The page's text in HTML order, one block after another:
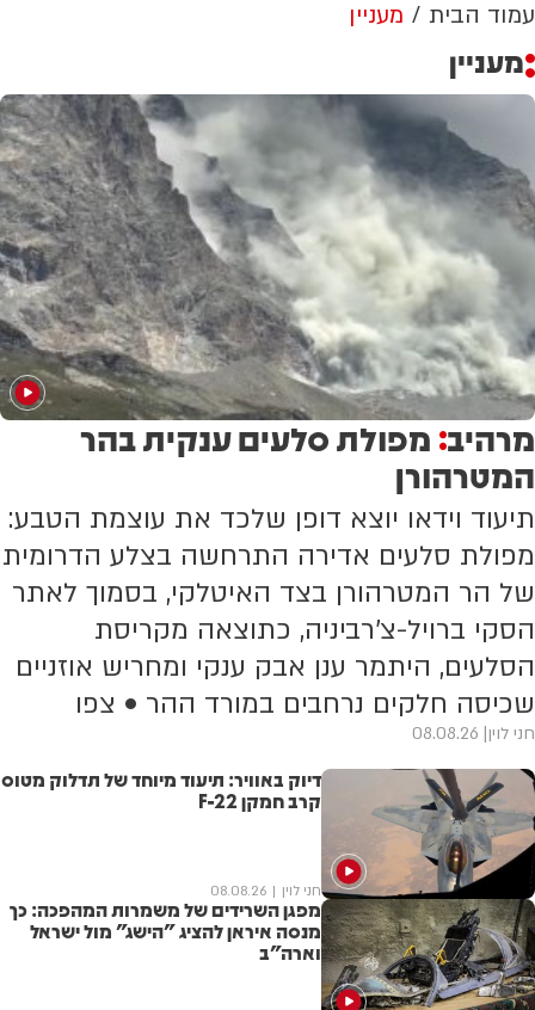
עמוד הבית מעניין
מעניין
מרהיב: מפולת סלעים ענקית בהר
המטרהורן
תיעוד וידאו יוצא דופן שלכד את עוצמת הטבע:
מפולת סלעים אדירה התרחשה בצלע הדרומית
של הר המטרהורן בצד האיטלקי, בסמוך לאתר
הסקי ברויל-צ'רביניה, כתוצאה מקריסת
הסלעים, היתמר ענן אבק ענקי ומחריש אוזניים
שכיסה חלקים נרחבים במורד ההר • צפו
חני לוין 08.08.26
דיוק באוויר: תיעוד מיוחד של תדלוק מטוס
קרב חמקן F-22
חני לוין 08.08.26
מפגן השרידים של משמרות המהפכה: כך
מנסה איראן להציג "הישג" מול ישראל
וארה"ב